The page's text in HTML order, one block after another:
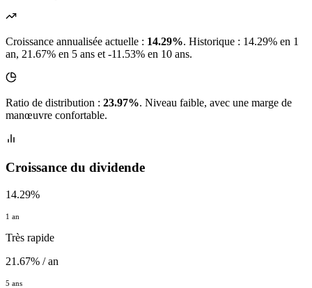
Croissance annualisée actuelle : 14.29%. Historique : 14.29% en 1
an, 21.67% en 5 ans et -11.53% en 10 ans.
Ratio de distribution : 23.97%. Niveau faible, avec une marge de
manœuvre confortable.
Croissance du dividende
14.29%
1 an
Très rapide
21.67% / an
5 ans